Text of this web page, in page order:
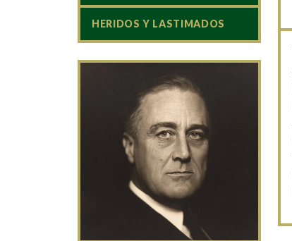
HERIDOS Y LASTIMADOS